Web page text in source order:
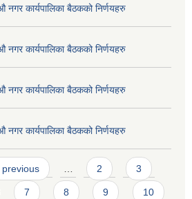
नगर कार्यपालिका बैठकको निर्णयहरु
नगर कार्यपालिका बैठकको निर्णयहरु
नगर कार्यपालिका बैठकको निर्णयहरु
नगर कार्यपालिका बैठकको निर्णयहरु
previous 2 3
7 8 9 10